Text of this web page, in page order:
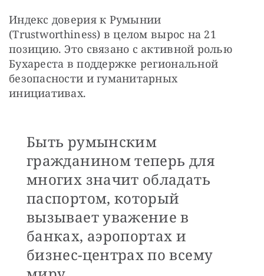
Индекс доверия к Румынии
(Trustworthiness) в целом вырос на 21
позицию. Это связано с активной ролью
Бухареста в поддержке региональной
безопасности и гуманитарных
инициативах.
Быть румынским
гражданином теперь для
многих значит обладать
паспортом, который
вызывает уважение в
банках, аэропортах и
бизнес-центрах по всему